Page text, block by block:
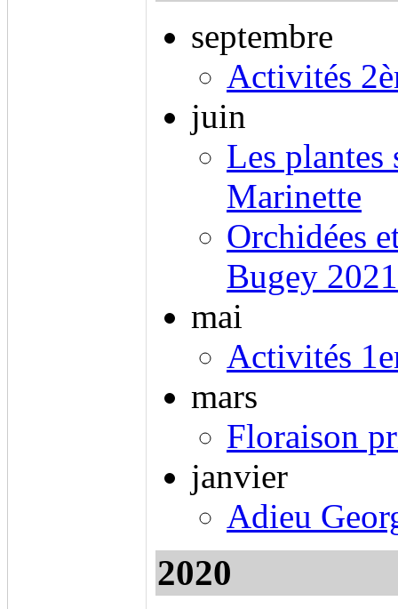
septembre
Activités
juin
Les plantes
Marinette
Orchidées
Bugey 2021
mai
Activités
mars
Floraison
janvier
Adieu
2020